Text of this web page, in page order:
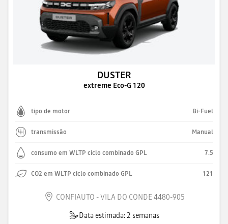
DUSTER
extreme Eco-G 120
tipo de motor Bi-Fuel
transmissão Manual
consumo em WLTP ciclo combinado GPL 7.5
CO2 em WLTP ciclo combinado GPL 121
CONFIAUTO - VILA DO CONDE 4480-905
Data estimada: 2 semanas